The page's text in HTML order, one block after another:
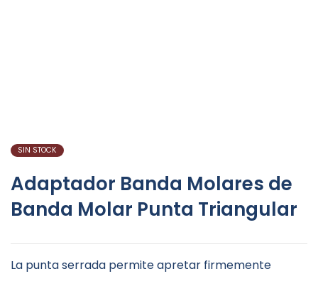
SIN STOCK
Adaptador Banda Molares de
Banda Molar Punta Triangular
La punta serrada permite apretar firmemente